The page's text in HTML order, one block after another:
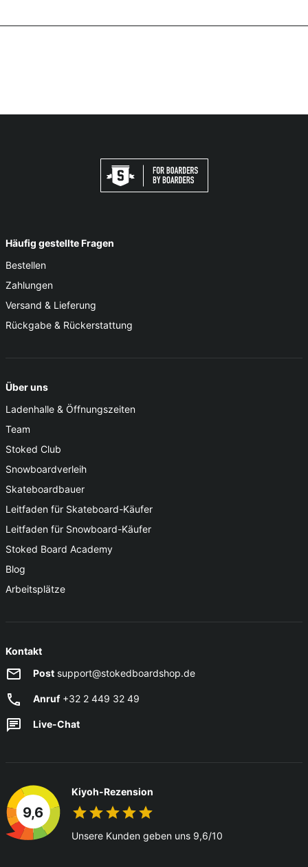
Häufig gestellte Fragen
Bestellen
Zahlungen
Versand & Lieferung
Rückgabe & Rückerstattung
Über uns
Ladenhalle & Öffnungszeiten
Team
Stoked Club
Snowboardverleih
Skateboardbauer
Leitfaden für Skateboard-Käufer
Leitfaden für Snowboard-Käufer
Stoked Board Academy
Blog
Arbeitsplätze
Kontakt
Post support@stokedboardshop.de
Anruf+32 2 449 32 49
Live-Chat
9,6
Kiyoh-Rezension
Unsere Kunden geben uns 9,6/10